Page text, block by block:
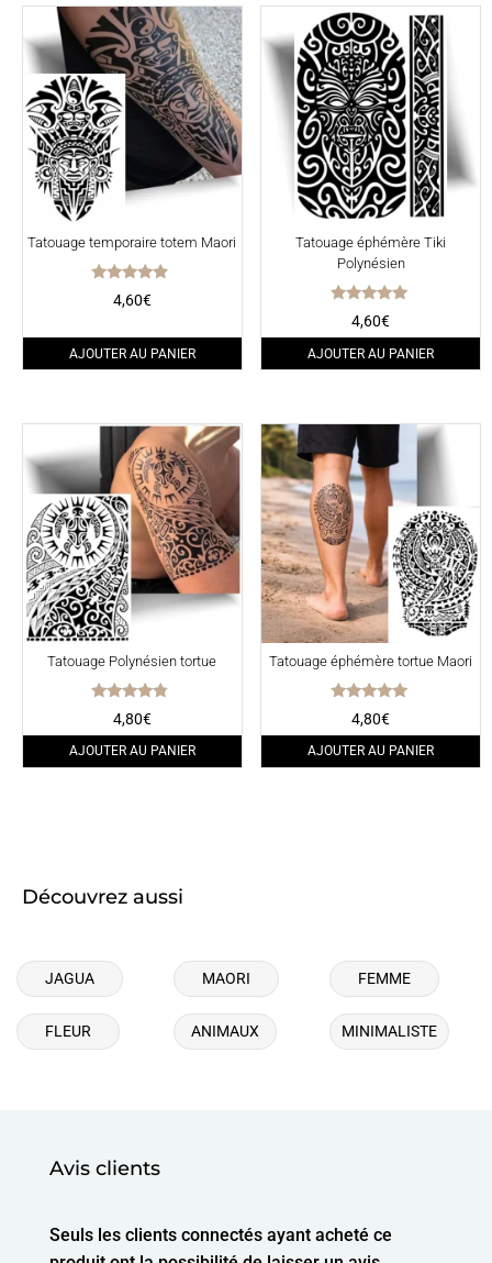
Tatouage temporaire totem Maori
Note
4.67
4,60€
AJOUTER AU PANIER
Tatouage éphémère Tiki
Polynésien
Note
5.00
sur 5
4,60€
AJOUTER AU PANIER
Tatouage Polynésien tortue
Note
4.60
sur 5
4,80€
AJOUTER AU PANIER
Tatouage éphémère tortue Maori
Note
5.00
sur 5
4,80€
AJOUTER AU PANIER
Découvrez aussi
JAGUA MAORI FEMME
FLEUR ANIMAUX MINIMALISTE
Avis clients
Seuls les clients connectés ayant acheté ce